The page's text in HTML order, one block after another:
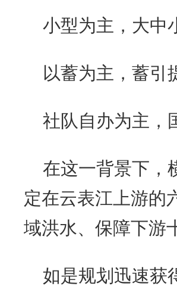
小型为主，大中
以蓄为主，蓄引
社队自办为主，
在这一背景下，
定在云表江上游的
域洪水、保障下游
如是规划迅速获